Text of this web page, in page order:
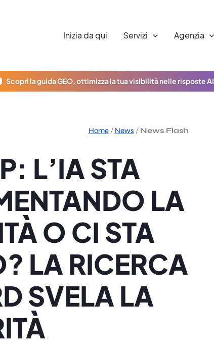
Inizia da qui Servizi Agenzia
Scopri la guida GEO, ottimizza la tua visibilità nelle risposte AI
Home/ News / News Flash
L’IA STA
LA
O CI STA
LA RICERCA
SVELA LA